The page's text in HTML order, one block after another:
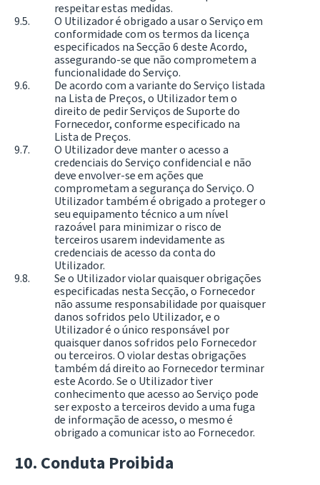
respeitar estas medidas.
O Utilizador é obrigado a usar o Serviço em
conformidade com os termos da licença
especificados na Secção 6 deste Acordo,
assegurando-se que não comprometem a
funcionalidade do Serviço.
De acordo com a variante do Serviço listada
na Lista de Preços, o Utilizador tem o
direito de pedir Serviços de Suporte do
Fornecedor, conforme especificado na
Lista de Preços.
O Utilizador deve manter o acesso a
credenciais do Serviço confidencial e não
deve envolver-se em ações que
comprometam a segurança do Serviço. O
Utilizador também é obrigado a proteger o
seu equipamento técnico a um nível
razoável para minimizar o risco de
terceiros usarem indevidamente as
credenciais de acesso da conta do
Utilizador.
Se o Utilizador violar quaisquer obrigações
especificadas nesta Secção, o Fornecedor
não assume responsabilidade por quaisquer
danos sofridos pelo Utilizador, e o
Utilizador é o único responsável por
quaisquer danos sofridos pelo Fornecedor
ou terceiros. O violar destas obrigações
também dá direito ao Fornecedor terminar
este Acordo. Se o Utilizador tiver
conhecimento que acesso ao Serviço pode
ser exposto a terceiros devido a uma fuga
de informação de acesso, o mesmo é
obrigado a comunicar isto ao Fornecedor.
Conduta Proibida